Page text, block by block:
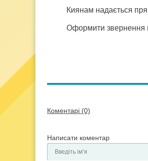
Киянам надається
Оформити звернення
Коментарі (0)
Написати коментар